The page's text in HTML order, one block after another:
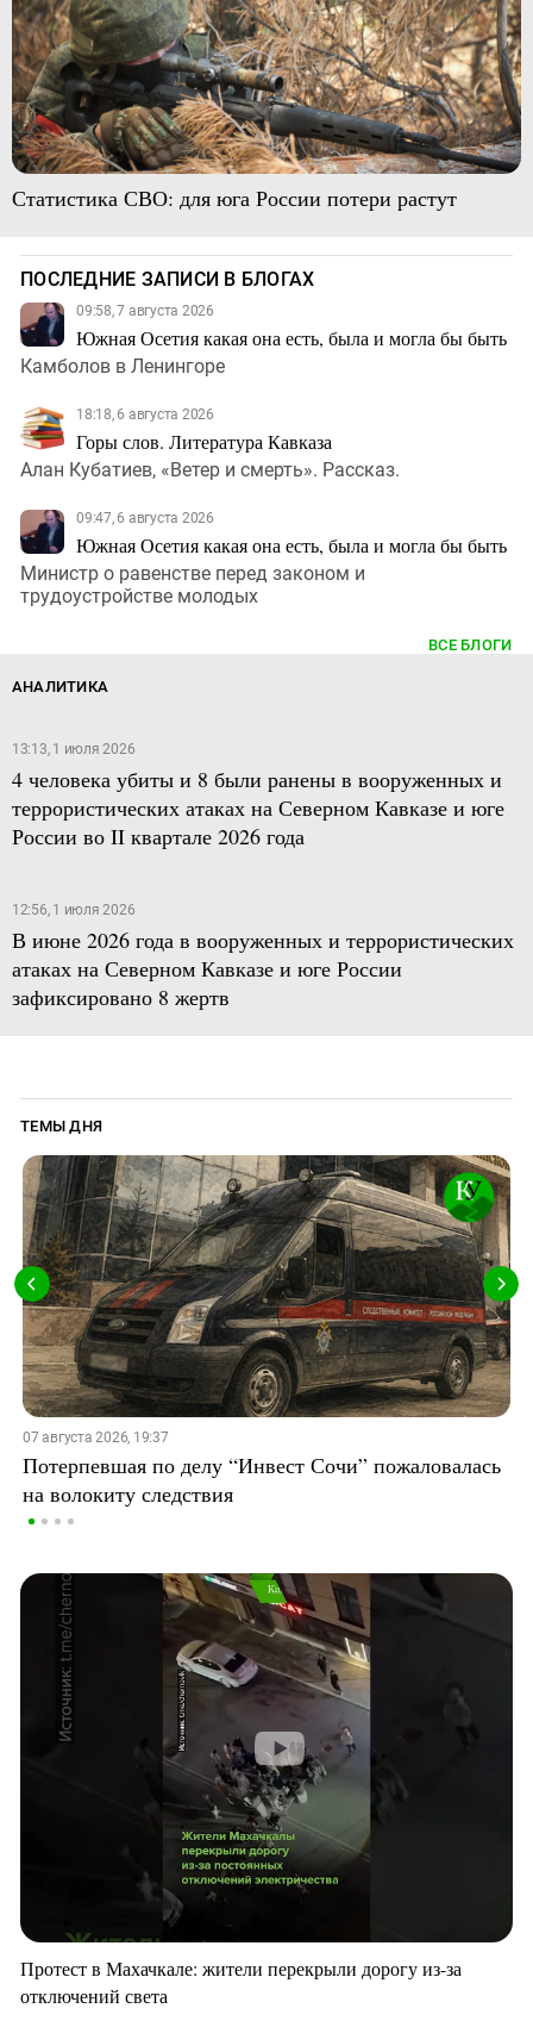
Статистика СВО: для юга России потери растут
ПОСЛЕДНИЕ ЗАПИСИ В БЛОГАХ
09:58, 7 августа 2026
Южная Осетия какая она есть, была и могла бы быть
Камболов в Ленингоре
18:18, 6 августа 2026
Горы слов. Литература Кавказа
Алан Кубатиев, «Ветер и смерть». Рассказ.
09:47, 6 августа 2026
Южная Осетия какая она есть, была и могла бы быть
Министр о равенстве перед законом и
трудоустройстве молодых
ВСЕ БЛОГИ
АНАЛИТИКА
13:13, 1 июля 2026
4 человека убиты и 8 были ранены в вооруженных и
террористических атаках на Северном Кавказе и юге
России во II квартале 2026 года
12:56, 1 июля 2026
В июне 2026 года в вооруженных и террористических
атаках на Северном Кавказе и юге России
зафиксировано 8 жертв
ТЕМЫ ДНЯ
07 августа 2026, 19:37
Потерпевшая по делу “Инвест Сочи” пожаловалась
на волокиту следствия
Протест в Махачкале: жители перекрыли дорогу из-за
отключений света